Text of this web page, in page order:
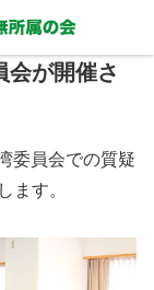
が開催さ
委員会での質疑
ます。